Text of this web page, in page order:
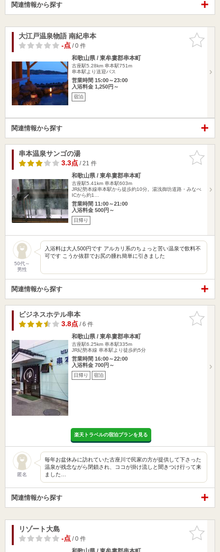
関連情報から探す
お気に入
りに追加
大江戸温泉物語 南紀串本
-点/ 0 件
和歌山県 / 東牟婁郡串本町
古座駅5.28km 串本駅751m
串本駅より送迎バス
営業時間 15:00～23:00
入浴料金 1,250円～
宿泊
関連情報から探す
お気に入
りに追加
串本温泉サンゴの湯
3.3点/ 21 件
和歌山県 / 東牟婁郡串本町
古座駅5.41km 串本駅603m
JR紀勢本線串本駅から徒歩約10分。湯浅御坊道路・みなべ
ICから約1…
営業時間 11:00～21:00
入浴料金 500円～
日帰り
50代～
男性
入浴料は大人500円です アルカリ系のちょっと苦い温泉で飲料不
可です こうか抜群でお尻の腫れ簡単に引きました
関連情報から探す
お気に入
りに追加
ビジネスホテル串本
3.8点/ 6 件
和歌山県 / 東牟婁郡串本町
古座駅6.25km 串本駅335m
JR紀勢本線 串本駅より徒歩約5分
営業時間 16:00～22:00
入浴料金 700円～
日帰り 宿泊
楽天トラベルの宿泊プランを見る
匿名
毎年お盆休みに訪れていた古座川で民家の方が提供して下さった
温泉が残念ながら閉鎖され、ココが掛け流しと聞きつけ行って来
ました…
関連情報から探す
お気に入
りに追加
リゾート大島
-点/ 0 件